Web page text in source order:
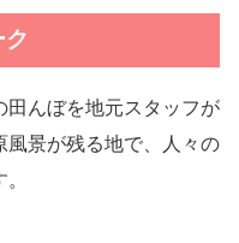
田んぼを地元スタッフが
風景が残る地で、人々の